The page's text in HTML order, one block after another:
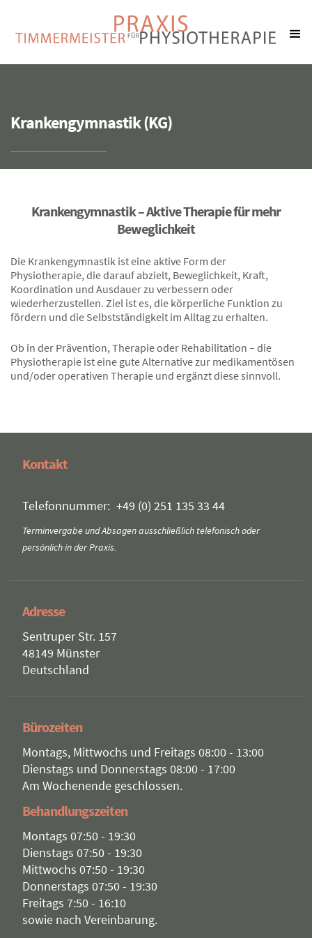
Krankengymnastik (KG)
Krankengymnastik – Aktive Therapie für mehr
Beweglichkeit
Die Krankengymnastik ist eine aktive Form der
Physiotherapie, die darauf abzielt, Beweglichkeit, Kraft,
Koordination und Ausdauer zu verbessern oder
wiederherzustellen. Ziel ist es, die körperliche Funktion zu
fördern und die Selbstständigkeit im Alltag zu erhalten.
Ob in der Prävention, Therapie oder Rehabilitation – die
Physiotherapie ist eine gute Alternative zur medikamentösen
und/oder operativen Therapie und ergänzt diese sinnvoll.
Kontakt
Telefonnummer: +49 (0) 251 135 33 44
Terminvergabe und Absagen ausschließlich telefonisch oder
persönlich in der Praxis.
Adresse
Sentruper Str. 157
48149 Münster
Deutschland
Bürozeiten
Montags, Mittwochs und Freitags 08:00 - 13:00
Dienstags und Donnerstags 08:00 - 17:00
Am Wochenende geschlossen.
Behandlungszeiten
Montags 07:50 - 19:30
Dienstags 07:50 - 19:30
Mittwochs 07:50 - 19:30
Donnerstags 07:50 - 19:30
Freitags 7:50 - 16:10
sowie nach Vereinbarung.